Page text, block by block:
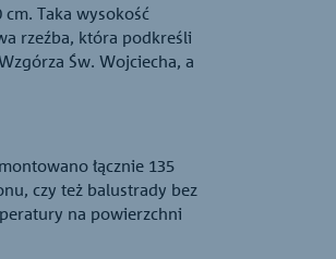
Taka wysokość
rzeźba, która podkreśli
Św. Wojciecha, a
łącznie 135
czy też balustrady bez
na powierzchni